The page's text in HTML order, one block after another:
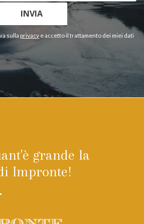
INVIA
sulla privacy e accetto il trattamento dei miei dati
grande la
Impronte!